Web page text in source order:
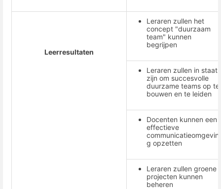
Leerresultaten
Leraren zullen het
concept "duurzaam
team" kunnen
begrijpen
Leraren zullen in staat
zijn om succesvolle
duurzame teams op te
bouwen en te leiden
Docenten kunnen een
effectieve
communicatieomgevin
g opzetten
Leraren zullen groene
projecten kunnen
beheren